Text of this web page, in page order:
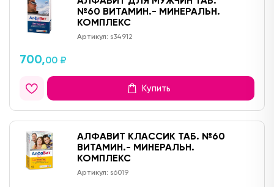
№60 ВИТАМИН.- МИНЕРАЛЬН.
КОМПЛЕКС
Артикул: s34912
700,00 ₽
Купить
АЛФАВИТ КЛАССИК ТАБ. №60
ВИТАМИН.- МИНЕРАЛЬН.
КОМПЛЕКС
Артикул: s6019